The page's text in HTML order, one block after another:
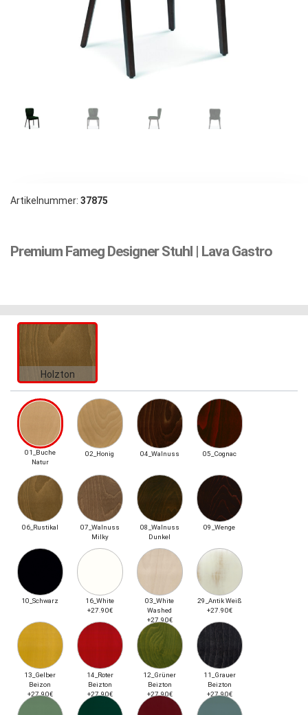
Artikelnummer: 37875
Premium Fameg Designer Stuhl | Lava Gastro
Holzton
01_Buche
Natur
02_Honig 04_Walnuss 05_Cognac
06_Rustikal
07_Walnuss
Milky
08_Walnuss
Dunkel
09_Wenge
10_Schwarz
16_White
+27.90€
03_White
Washed
+27.90€
29_Antik Weiß
+27.90€
13_Gelber
Beizon
+27.90€
14_Roter
Beizton
+27.90€
12_Grüner
Beizton
+27.90€
11_Grauer
Beizton
+27.90€